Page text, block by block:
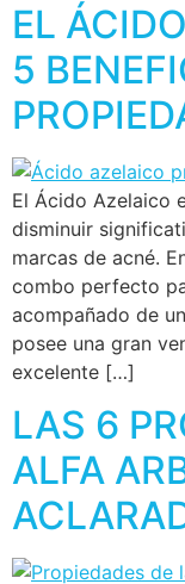
EL
5
El Ácido Azelaico
disminuir
marcas de acné.
combo perfecto
acompañado de
posee una gran
excelente […]
LAS 6
ALFA